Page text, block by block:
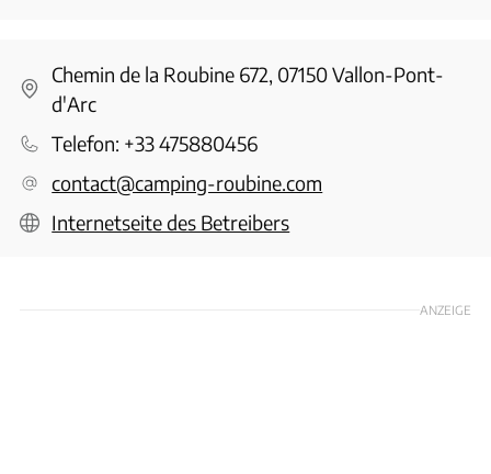
Chemin de la Roubine 672, 07150 Vallon-Pont-
d'Arc
Telefon: +33 475880456
contact@camping-roubine.com
Internetseite des Betreibers
ANZEIGE